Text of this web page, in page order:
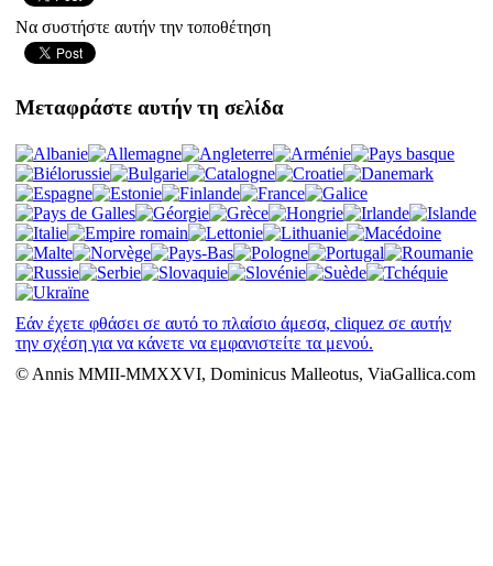
Να συστήστε αυτήν την τοποθέτηση
Μεταφράστε αυτήν τη σελίδα
Εάν έχετε φθάσει σε αυτό το πλαίσιο άμεσα, cliquez σε αυτήν
την σχέση για να κάνετε να εμφανιστείτε τα μενού.
© Annis MMII-MMXXVI, Dominicus Malleotus, ViaGallica.com